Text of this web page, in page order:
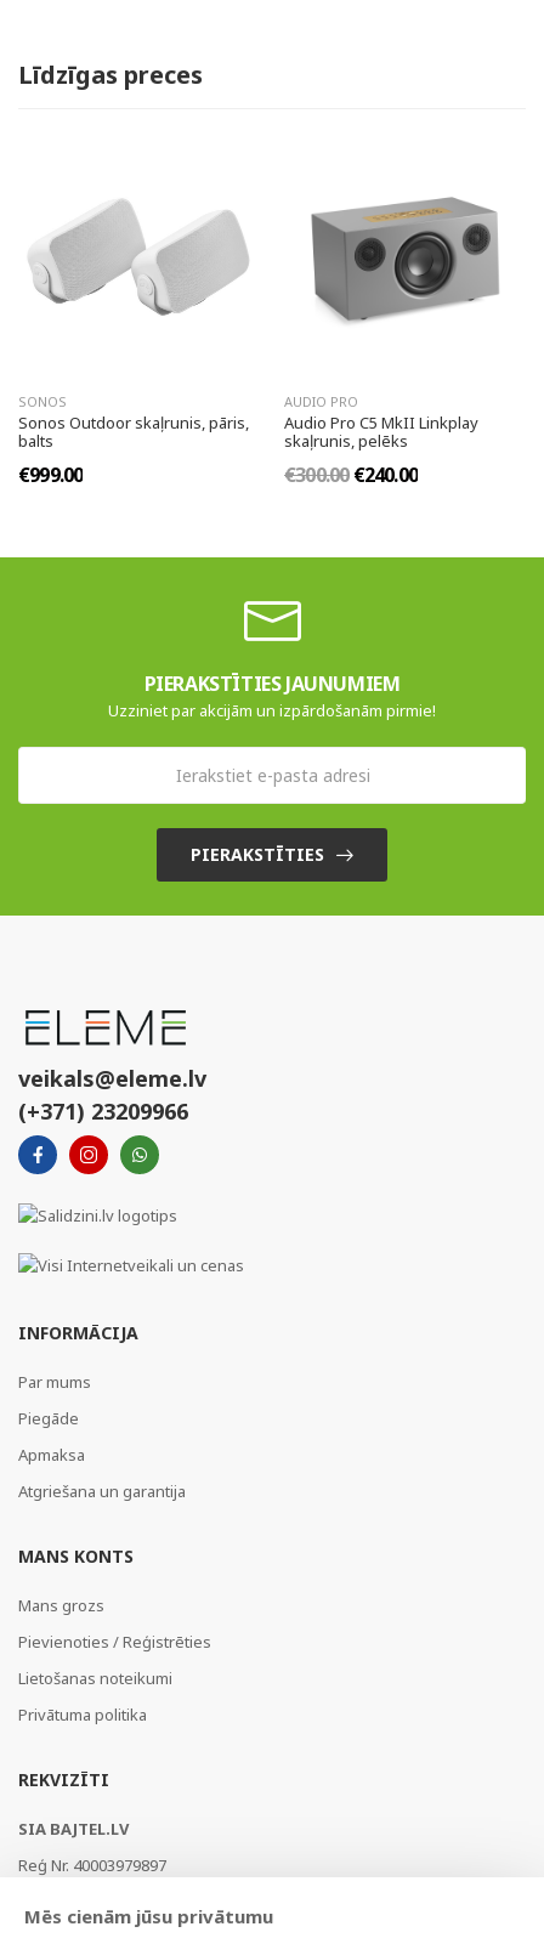
Līdzīgas preces
SONOS
Sonos Outdoor skaļrunis, pāris,
balts
€999.00
AUDIO PRO
Audio Pro C5 MkII Linkplay
skaļrunis, pelēks
€300.00€240.00
PIERAKSTĪTIES JAUNUMIEM
Uzziniet par akcijām un izpārdošanām pirmie!
PIERAKSTĪTIES
veikals@eleme.lv
(+371) 23209966
INFORMĀCIJA
Par mums
Piegāde
Apmaksa
Atgriešana un garantija
MANS KONTS
Mans grozs
Pievienoties / Reģistrēties
Lietošanas noteikumi
Privātuma politika
REKVIZĪTI
SIA BAJTEL.LV
Reģ Nr. 40003979897
Mēs cienām jūsu privātumu